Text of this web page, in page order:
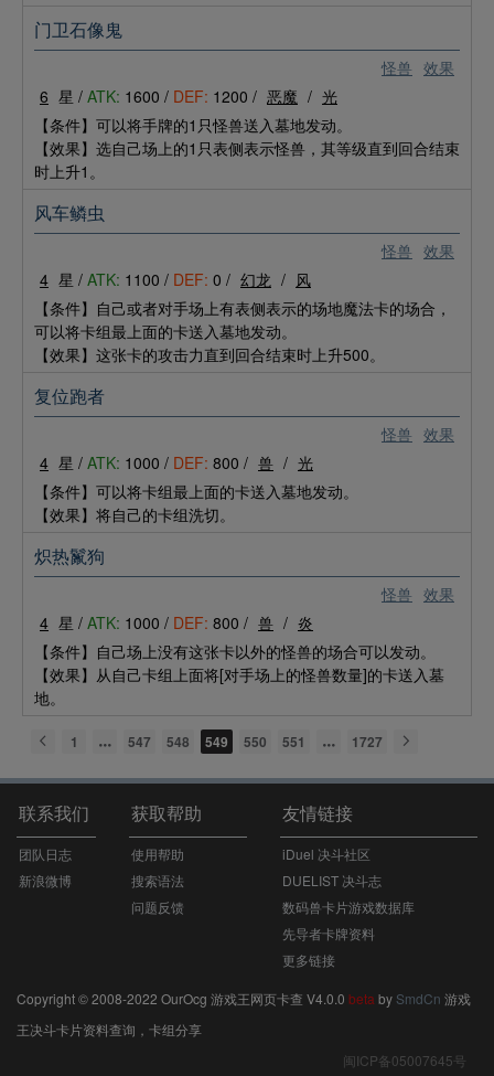
怪兽 效果
门卫石像鬼
6 星 / ATK: 1600 / DEF: 1200 / 恶魔 / 光
【条件】可以将手牌的1只怪兽送入墓地发动。
【效果】选自己场上的1只表侧表示怪兽，其等级直到回合结束
时上升1。
怪兽 效果
风车鳞虫
4 星 / ATK: 1100 / DEF: 0 / 幻龙 / 风
【条件】自己或者对手场上有表侧表示的场地魔法卡的场合，
可以将卡组最上面的卡送入墓地发动。
【效果】这张卡的攻击力直到回合结束时上升500。
怪兽 效果
复位跑者
4 星 / ATK: 1000 / DEF: 800 / 兽 / 光
【条件】可以将卡组最上面的卡送入墓地发动。
【效果】将自己的卡组洗切。
怪兽 效果
炽热鬣狗
4 星 / ATK: 1000 / DEF: 800 / 兽 / 炎
【条件】自己场上没有这张卡以外的怪兽的场合可以发动。
【效果】从自己卡组上面将[对手场上的怪兽数量]的卡送入墓
地。
1 547 548 549 550 551 1727
联系我们
团队日志
新浪微博
获取帮助
使用帮助
搜索语法
问题反馈
友情链接
iDuel 决斗社区
DUELIST 决斗志
数码兽卡片游戏数据库
先导者卡牌资料
更多链接
Copyright © 2008-2022 OurOcg 游戏王网页卡查 V4.0.0 beta by SmdCn 游戏
王决斗卡片资料查询，卡组分享
闽ICP备05007645号